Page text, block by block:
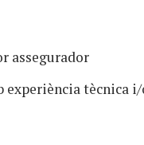
assegurador
tècnica